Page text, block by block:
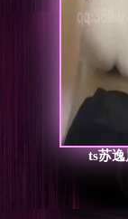
ts苏